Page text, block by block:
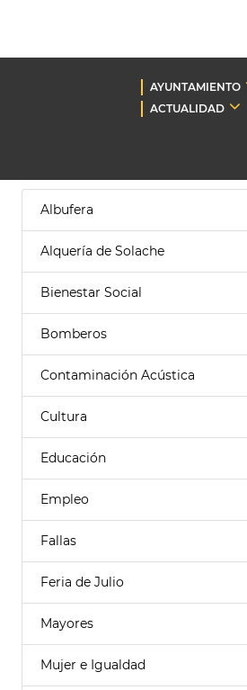
AYUNTAMIENTO
ACTUALIDAD
Albufera
Alquería de Solache
Bienestar Social
Bomberos
Contaminación Acústica
Cultura
Educación
Empleo
Fallas
Feria de Julio
Mayores
Mujer e Igualdad